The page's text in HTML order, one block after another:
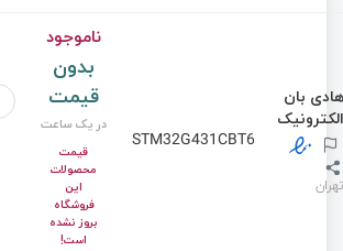
هادی بان
الکترونیک
تهران
STM32G431CBT6
ناموجود
بدون
قیمت
در یک ساعت
قیمت
محصولات
این
فروشگاه
بروز نشده
است!